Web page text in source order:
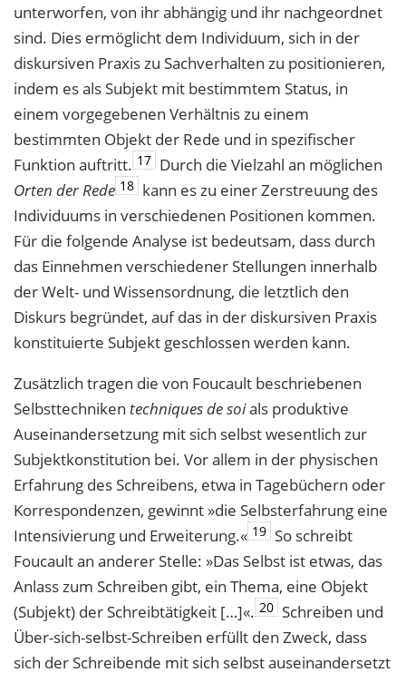
unterworfen, von ihr abhängig und ihr nachgeordnet
sind. Dies ermöglicht dem Individuum, sich in der
diskursiven Praxis zu Sachverhalten zu positionieren,
indem es als Subjekt mit bestimmtem Status, in
einem vorgegebenen Verhältnis zu einem
bestimmten Objekt der Rede und in spezifischer
Funktion auftritt. 17 Durch die Vielzahl an möglichen
Orten der Rede 18 kann es zu einer Zerstreuung des
Individuums in verschiedenen Positionen kommen.
Für die folgende Analyse ist bedeutsam, dass durch
das Einnehmen verschiedener Stellungen innerhalb
der Welt- und Wissensordnung, die letztlich den
Diskurs begründet, auf das in der diskursiven Praxis
konstituierte Subjekt geschlossen werden kann.
Zusätzlich tragen die von Foucault beschriebenen
Selbsttechniken techniques de soials produktive
Auseinandersetzung mit sich selbst wesentlich zur
Subjektkonstitution bei. Vor allem in der physischen
Erfahrung des Schreibens, etwa in Tagebüchern oder
Korrespondenzen, gewinnt »die Selbsterfahrung eine
Intensivierung und Erweiterung.« 19 So schreibt
Foucault an anderer Stelle: »Das Selbst ist etwas, das
Anlass zum Schreiben gibt, ein Thema, eine Objekt
(Subjekt) der Schreibtätigkeit […]«. 20 Schreiben und
Über-sich-selbst-Schreiben erfüllt den Zweck, dass
sich der Schreibende mit sich selbst auseinandersetzt